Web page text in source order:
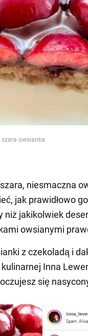
owsianka
niesmaczna
jak prawidłowo
jakikolwiek
owsianymi
z czekoladą i
Inna
się